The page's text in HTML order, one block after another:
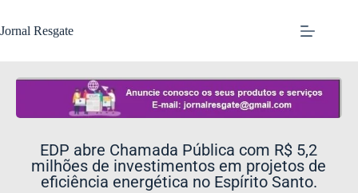
Jornal Resgate
EDP abre Chamada Pública com R$ 5,2
milhões de investimentos em projetos de
eficiência energética no Espírito Santo.